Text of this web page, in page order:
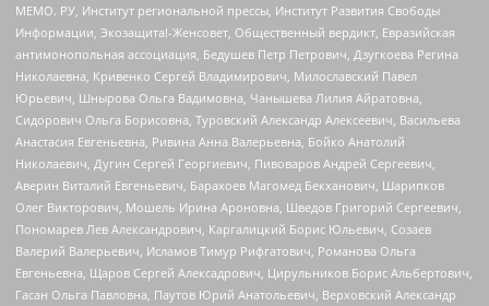
МЕМО. РУ, Институт региональной прессы, Институт Развития Свободы
Информации, Экозащита!-Женсовет, Общественный вердикт, Евразийская
антимонопольная ассоциация, Бедушев Петр Петрович, Дзугкоева Регина
Николаевна, Кривенко Сергей Владимирович, Милославский Павел
Юрьевич, Шнырова Ольга Вадимовна, Чанышева Лилия Айратовна,
Сидорович Ольга Борисовна, Туровский Александр Алексеевич, Васильева
Анастасия Евгеньевна, Ривина Анна Валерьевна, Бойко Анатолий
Николаевич, Дугин Сергей Георгиевич, Пивоваров Андрей Сергеевич,
Аверин Виталий Евгеньевич, Барахоев Магомед Бекханович, Шарипков
Олег Викторович, Мошель Ирина Ароновна, Шведов Григорий Сергеевич,
Пономарев Лев Александрович, Каргалицкий Борис Юльевич, Созаев
Валерий Валерьевич, Исламов Тимур Рифгатович, Романова Ольга
Евгеньевна, Щаров Сергей Алексадрович, Цирульников Борис Альбертович,
Гасан Ольга Павловна, Паутов Юрий Анатольевич, Верховский Александр